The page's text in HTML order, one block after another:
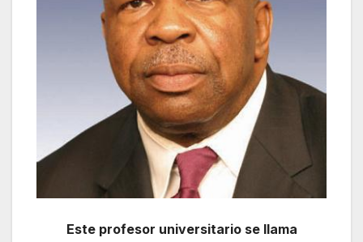
Este profesor universitario se llama